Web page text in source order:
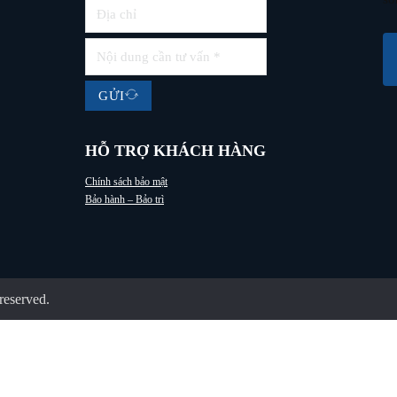
GỬI
HỖ TRỢ KHÁCH HÀNG
Chính sách bảo mật
Bảo hành – Bảo trì